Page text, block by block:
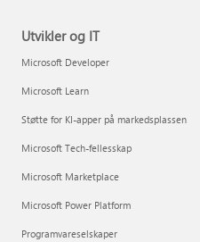
Utvikler og IT
Microsoft Developer
Microsoft Learn
Støtte for KI-apper på markedsplassen
Microsoft Tech-fellesskap
Microsoft Marketplace
Microsoft Power Platform
Programvareselskaper